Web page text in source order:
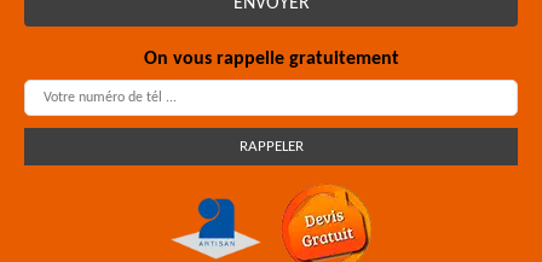
On vous rappelle gratuitement